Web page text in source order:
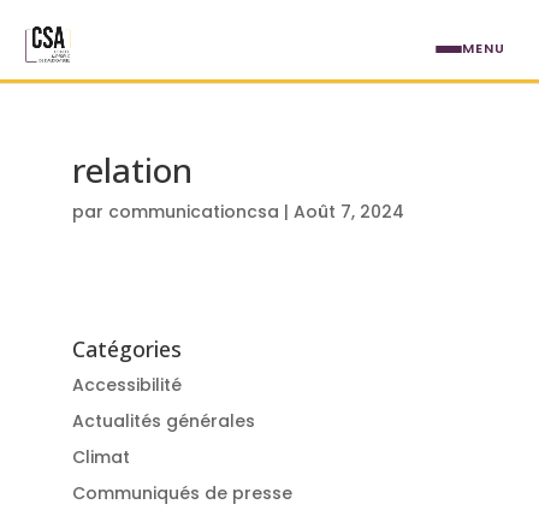
relation
par communicationcsa | Août 7, 2024
Catégories
Accessibilité
Actualités générales
Climat
Communiqués de presse
MENU